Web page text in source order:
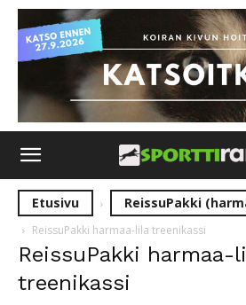
Etusivu ReissuPakki
ReissuPakki harmaa-lila treenikassi
ReissuPakki harmaa-
treenikassi